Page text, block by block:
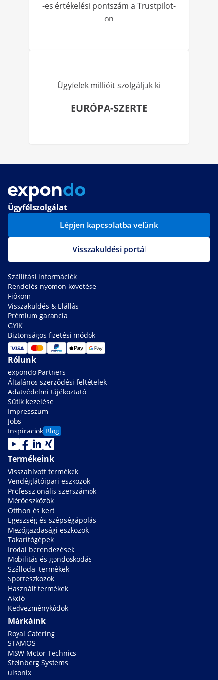
-es értékelési pontszám a Trustpilot-
on
Ügyfelek millióit szolgáljuk ki
EURÓPA-SZERTE
Ügyfélszolgálat
Lépjen kapcsolatba velünk
Visszaküldési portál
Szállítási információk
Rendelés nyomon követése
Fiókom
Visszaküldés & Elállás
Prémium garancia
GYIK
Biztonságos fizetési módok
Rólunk
expondo Partners
Általános szerződési feltételek
Adatvédelmi tájékoztató
Sütik kezelése
Impresszum
Jobs
Inspiraciok Blog
Termékeink
Visszahívott termékek
Vendéglátóipari eszközök
Professzionális szerszámok
Mérőeszközök
Otthon és kert
Egészség és szépségápolás
Mezőgazdasági eszközök
Takarítógépek
Irodai berendezések
Mobilitás és gondoskodás
Szállodai termékek
Sporteszközök
Használt termékek
Akció
Kedvezménykódok
Márkáink
Royal Catering
STAMOS
MSW Motor Technics
Steinberg Systems
ulsonix